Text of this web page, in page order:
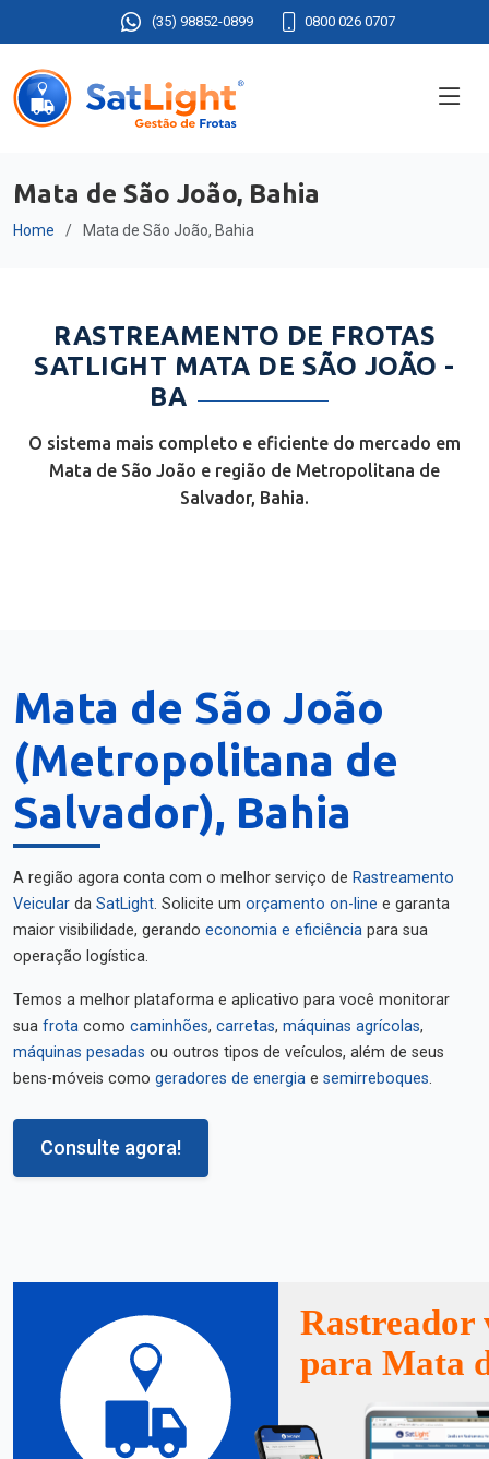
(35) 98852-0899 0800 026 0707
Mata de São João, Bahia
Home Mata de São João, Bahia
RASTREAMENTO DE FROTAS
SATLIGHT MATA DE SÃO JOÃO -
BA
O sistema mais completo e eficiente do mercado em
Mata de São João e região de Metropolitana de
Salvador, Bahia.
Mata de São João
(Metropolitana de
Salvador), Bahia
A região agora conta com o melhor serviço de Rastreamento
Veicular da SatLight. Solicite um orçamento on-line e garanta
maior visibilidade, gerando economia e eficiência para sua
operação logística.
Temos a melhor plataforma e aplicativo para você monitorar
sua frota como caminhões, carretas, máquinas agrícolas,
máquinas pesadas ou outros tipos de veículos, além de seus
bens-móveis como geradores de energia e semirreboques.
Consulte agora!
Rastreador
para Mata